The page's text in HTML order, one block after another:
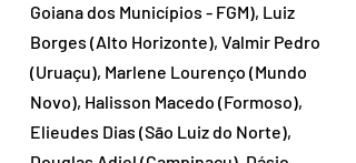
Goiana dos Municípios - FGM), Luiz
Borges (Alto Horizonte), Valmir Pedro
(Uruaçu), Marlene Lourenço (Mundo
Novo), Halisson Macedo (Formoso),
Elieudes Dias (São Luiz do Norte),